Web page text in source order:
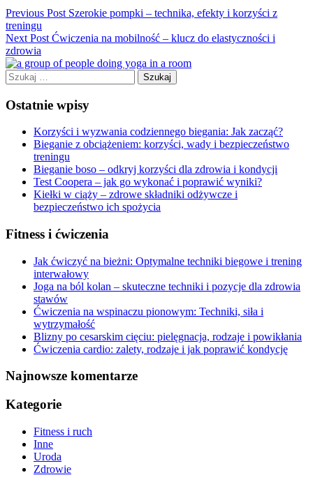
Previous Post Szerokie pompki – technika, efekty i korzyści z
treningu
Next Post Ćwiczenia na mobilność – klucz do elastyczności i
zdrowia
Szukaj:
Ostatnie wpisy
Korzyści i wyzwania codziennego biegania: Jak zacząć?
Bieganie z obciążeniem: korzyści, wady i bezpieczeństwo
treningu
Bieganie boso – odkryj korzyści dla zdrowia i kondycji
Test Coopera – jak go wykonać i poprawić wyniki?
Kiełki w ciąży – zdrowe składniki odżywcze i
bezpieczeństwo ich spożycia
Fitness i ćwiczenia
Jak ćwiczyć na bieżni: Optymalne techniki biegowe i trening
interwałowy
Joga na ból kolan – skuteczne techniki i pozycje dla zdrowia
stawów
Ćwiczenia na wspinaczu pionowym: Techniki, siła i
wytrzymałość
Blizny po cesarskim cięciu: pielęgnacja, rodzaje i powikłania
Ćwiczenia cardio: zalety, rodzaje i jak poprawić kondycję
Najnowsze komentarze
Kategorie
Fitness i ruch
Inne
Uroda
Zdrowie